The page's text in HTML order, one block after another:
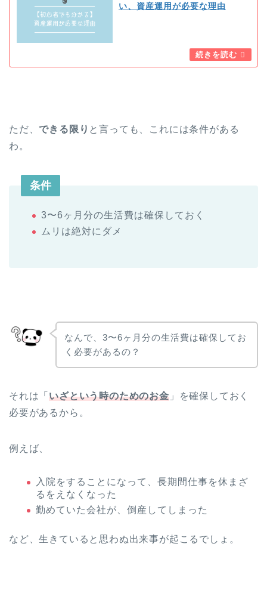
い、資産運用が必要な理由
ただ、できる限り と言っても、これには条件がある
わ。
条件
3〜6ヶ月分の生活費は確保しておく
ムリは絶対にダメ
なんで、3〜6ヶ月分の生活費は確保してお
く必要があるの？
それは「いざという時のためのお金」を確保しておく
必要があるから。
例えば、
入院をすることになって、長期間仕事を休まざ
るをえなくなった
勤めていた会社が、倒産してしまった
など、生きていると思わぬ出来事が起こるでしょ。